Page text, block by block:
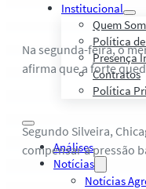
Institucional
Quem
Política
Presença
Contratos
Política
Análises
Notícias
Notícias
Na segunda-feira, o
afirma que a forte
Segundo Silveira,
compensar a pressão